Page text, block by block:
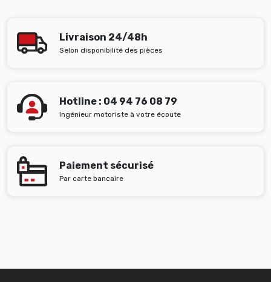
Livraison 24/48h
Selon disponibilité des pièces
Hotline : 04 94 76 08 79
Ingénieur motoriste à votre écoute
Paiement sécurisé
Par carte bancaire